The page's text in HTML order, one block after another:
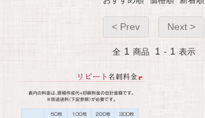
< Prev Next >
全 1 商品 1 - 1 表示